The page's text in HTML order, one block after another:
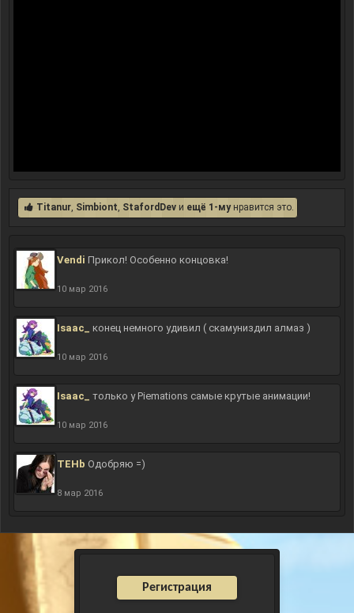
Titanur, Simbiont, StafordDev и ещё 1-мунравится это.
Vendi Прикол! Особенно концовка!
10 мар 2016
Isaac_ конец немного удивил ( скамуниздил алмаз )
10 мар 2016
Isaac_ только у Piemations самые крутые анимации!
10 мар 2016
TEHb Одобряю =)
8 мар 2016
Регистрация